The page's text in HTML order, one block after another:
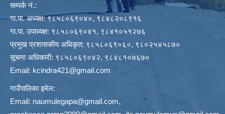
सम्पर्क नं.:
गा.पा. अध्यक्ष: ९८५८०६९०४०, ९८४८२०८९१६
गा.पा. उपाध्यक्ष: ९८५८०६९०४१, ९८४१०५१२७६
प्रमुख प्रशासकीय अधिकृत: ९८५८०६९०६०, ९८०२५४५८७०
सूचना अधिकारी: ९८५८०६९०४२, ९८४८१०७६७०
Email: kcindra421@gmail.com
गाउँपालिका इमेल:
Email: naumulegapa@gmail.com,